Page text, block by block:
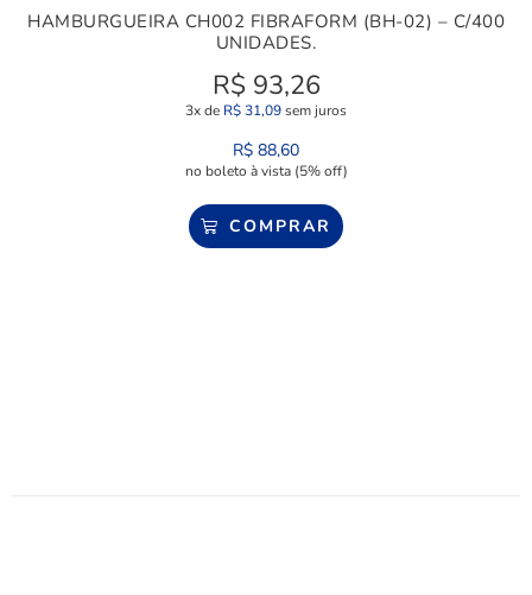
HAMBURGUEIRA CH002 FIBRAFORM (BH-02) – C/400
UNIDADES.
R$ 93,26
3x de R$31,09sem juros
R$ 88,60
no boleto à vista (5% off)
COMPRAR